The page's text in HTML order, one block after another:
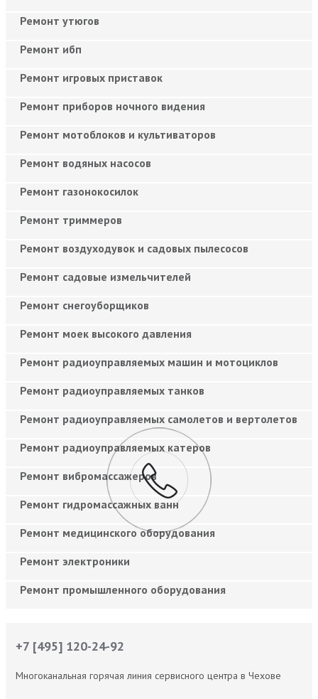
Ремонт утюгов
Ремонт ибп
Ремонт игровых приставок
Ремонт приборов ночного видения
Ремонт мотоблоков и культиваторов
Ремонт водяных насосов
Ремонт газонокосилок
Ремонт триммеров
Ремонт воздуходувок и садовых пылесосов
Ремонт садовые измельчителей
Ремонт снегоуборщиков
Ремонт моек высокого давления
Ремонт радиоуправляемых машин и мотоциклов
Ремонт радиоуправляемых танков
Ремонт радиоуправляемых самолетов и вертолетов
Ремонт радиоуправляемых катеров
Ремонт вибромассажеров
Ремонт гидромассажных ванн
Ремонт медицинского оборудования
Ремонт электроники
Ремонт промышленного оборудования
+7 [495] 120-24-92
Многоканальная горячая линия сервисного центра в Чехове